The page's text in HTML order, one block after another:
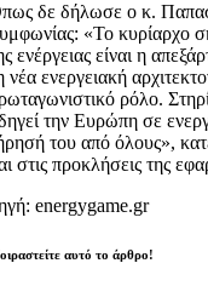
δε δήλωσε ο κ.
«Το κυρίαρχο
ενέργειας είναι η
νέα ενεργειακή
ρόλο.
την Ευρώπη σε
του από όλους»,
στις προκλήσεις της
energygame.gr
αυτό το άρθρο!